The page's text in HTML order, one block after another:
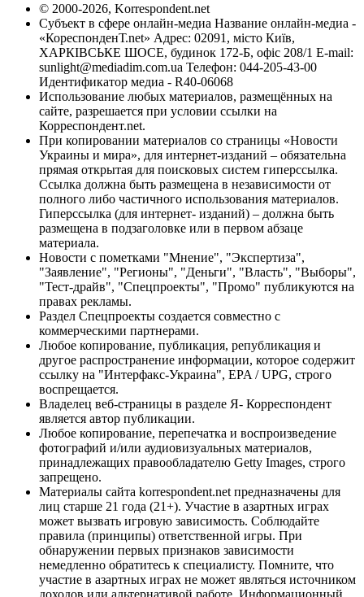
© 2000-2026, Korrespondent.net
Субъект в сфере онлайн-медиа Название онлайн-медиа -
«КореспонденТ.net» Адрес: 02091, місто Київ,
ХАРКІВСЬКЕ ШОСЕ, будинок 172-Б, офіс 208/1 E-mail:
sunlight@mediadim.com.ua Телефон: 044-205-43-00
Идентификатор медиа - R40-06068
Использование любых материалов, размещённых на
сайте, разрешается при условии ссылки на
Корреспондент.net.
При копировании материалов со страницы «Новости
Украины и мира», для интернет-изданий – обязательна
прямая открытая для поисковых систем гиперссылка.
Ссылка должна быть размещена в независимости от
полного либо частичного использования материалов.
Гиперссылка (для интернет- изданий) – должна быть
размещена в подзаголовке или в первом абзаце
материала.
Новости с пометками "Мнение", "Экспертиза",
"Заявление", "Регионы", "Деньги", "Власть", "Выборы",
"Тест-драйв", "Спецпроекты", "Промо" публикуются на
правах рекламы.
Раздел Спецпроекты создается совместно с
коммерческими партнерами.
Любое копирование, публикация, републикация и
другое распространение информации, которое содержит
ссылку на "Интерфакс-Украина", EPA / UPG, строго
воспрещается.
Владелец веб-страницы в разделе Я- Корреспондент
является автор публикации.
Любое копирование, перепечатка и воспроизведение
фотографий и/или аудиовизуальных материалов,
принадлежащих правообладателю Getty Images, строго
запрещено.
Материалы сайта korrespondent.net предназначены для
лиц старше 21 года (21+). Участие в азартных играх
может вызвать игровую зависимость. Соблюдайте
правила (принципы) ответственной игры. При
обнаружении первых признаков зависимости
немедленно обратитесь к специалисту. Помните, что
участие в азартных играх не может являться источником
доходов или альтернативой работе. Информационный